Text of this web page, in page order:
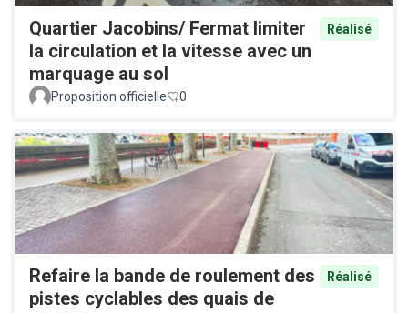
Quartier Jacobins/ Fermat limiter
la circulation et la vitesse avec un
marquage au sol
Réalisé
Proposition officielle 0
Refaire la bande de roulement des
pistes cyclables des quais de
Réalisé